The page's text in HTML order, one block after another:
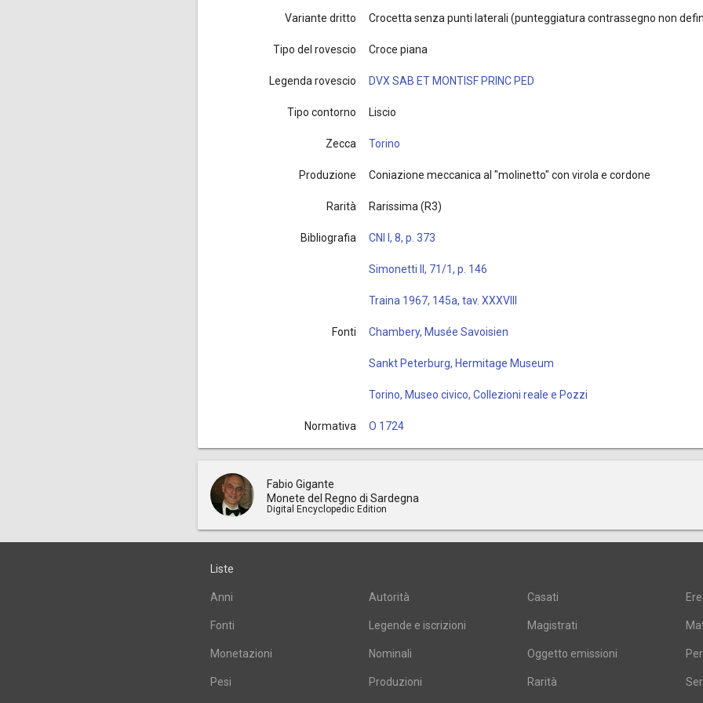
Variante dritto Crocetta senza punti laterali (punteggiatura contrassegno non
Tipo del rovescio Croce piana
Legenda rovescio DVX SAB ET MONTISF PRINC PED
Tipo contorno Liscio
Zecca Torino
Produzione Coniazione meccanica al "molinetto" con virola e cordone
Rarità Rarissima (R3)
Bibliografia CNI I, 8, p. 373
Simonetti II, 71/1, p. 146
Traina 1967, 145a, tav. XXXVIII
Fonti Chambery, Musée Savoisien
Sankt Peterburg, Hermitage Museum
Torino, Museo civico, Collezioni reale e Pozzi
Normativa O 1724
Fabio Gigante
Monete del Regno di Sardegna
Digital Encyclopedic Edition
Liste
Anni Autorità Casati Ere
Fonti Legende e iscrizioni Magistrati
Monetazioni Nominali Oggetto emissioni
Pesi Produzioni Rarità